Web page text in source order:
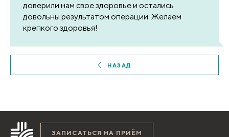
доверили нам свое здоровье и остались
довольны результатом операции. Желаем
крепкого здоровья!
НАЗАД
ЗАПИСАТЬСЯ НА ПРИЁМ